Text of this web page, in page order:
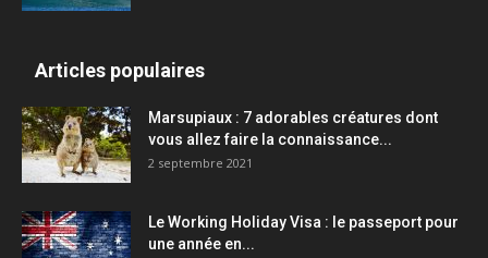
Articles populaires
Marsupiaux : 7 adorables créatures dont
vous allez faire la connaissance...
2 septembre 2021
Le Working Holiday Visa : le passeport pour
une année en...